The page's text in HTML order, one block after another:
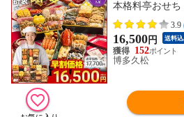
本格料亭おせ
全50品・4～5
前 5人前
3.9
16,500円 送料
152
博多久松